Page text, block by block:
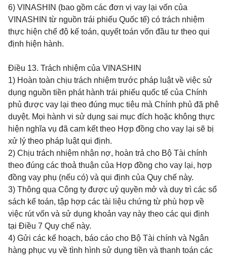
6) VINASHIN (bao gồm các đơn vị vay lại vốn của
VINASHIN từ nguồn trái phiếu Quốc tế) có trách nhiệm
thực hiện chế độ kế toán, quyết toán vốn đầu tư theo qui
định hiện hành.
Điều 13. Trách nhiệm của VINASHIN
1) Hoàn toàn chịu trách nhiệm trước pháp luật về việc sử
dụng nguồn tiền phát hành trái phiếu quốc tế của Chính
phủ được vay lại theo đúng mục tiêu mà Chính phủ đã phê
duyệt. Mọi hành vi sử dụng sai mục đích hoặc không thực
hiện nghĩa vụ đã cam kết theo Hợp đồng cho vay lại sẽ bị
xử lý theo pháp luật qui định.
2) Chịu trách nhiệm nhận nợ, hoàn trả cho Bộ Tài chính
theo đúng các thoả thuận của Hợp đồng cho vay lại, hợp
đồng vay phụ (nếu có) và qui định của Quy chế này.
3) Thông qua Công ty được uỷ quyền mở và duy trì các sổ
sách kế toán, tập hợp các tài liệu chứng từ phù hợp về
việc rút vốn và sử dụng khoản vay này theo các qui định
tại Điều 7 Quy chế này.
4) Gửi các kế hoạch, báo cáo cho Bộ Tài chính và Ngân
hàng phục vụ về tình hình sử dụng tiền và thanh toán các